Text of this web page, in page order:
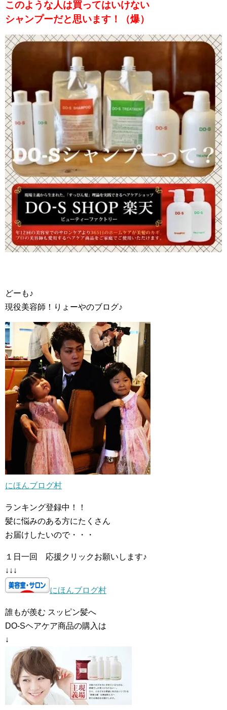
このような人は買ってはいけない
シャンプーだと思います！（爆）
どーも♪
現役美容師！りょーやのブログ♪
にほんブログ村
ランキング登録中！！
髪に悩みのある方にたくさん
お届けしたいので・・・
１日一回 応援クリックお願いします♪
↓↓↓
にほんブログ村
誰もが羨む スッピン髪へ
DO-Sヘアケア商品の購入は
↓